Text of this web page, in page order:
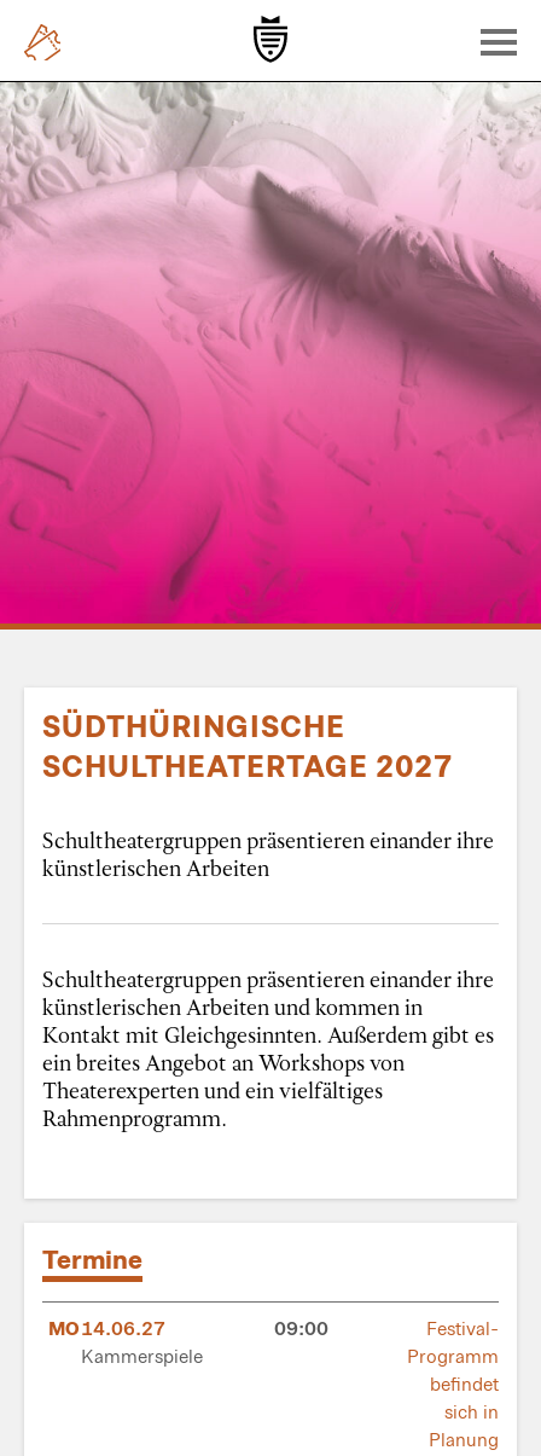
SÜDTHÜRINGISCHE
SCHULTHEATERTAGE 2027
Schultheatergruppen präsentieren einander ihre
künstlerischen Arbeiten
Schultheatergruppen präsentieren einander ihre
künstlerischen Arbeiten und kommen in
Kontakt mit Gleichgesinnten. Außerdem gibt es
ein breites Angebot an Workshops von
Theaterexperten und ein vielfältiges
Rahmenprogramm.
Termine
MO14.06.27
09:00
Kammerspiele
Festival-
Programm
befindet
sich in
Planung